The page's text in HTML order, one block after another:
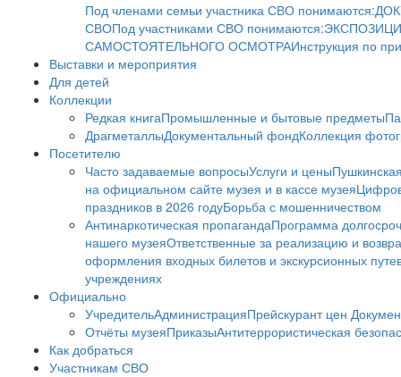
Под членами семьи участника СВО понимаются:
СВОПод участниками СВО понимаются:
САМОСТОЯТЕЛЬНОГО ОСМОТРАИнструкция по
Выставки и мероприятия
Для детей
Коллекции
Редкая книгаПромышленные и бытовые предметы
ДрагметаллыДокументальный фондКоллекция
Посетителю
Часто задаваемые вопросыУслуги и цены
на официальном сайте музея и в кассе музея
праздников в 2026 годуБорьба с мошенничеством
Антинаркотическая пропагандаПрограмма
нашего музеяОтветственные за реализацию и
оформления входных билетов и экскурсионных
учреждениях
Официально
УчредительАдминистрацияПрейскурант цен
Отчёты музеяПриказыАнтитеррористическая
Как добраться
Участникам СВО